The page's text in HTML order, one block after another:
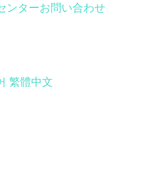
ンターお問い合わせ
繁體中文